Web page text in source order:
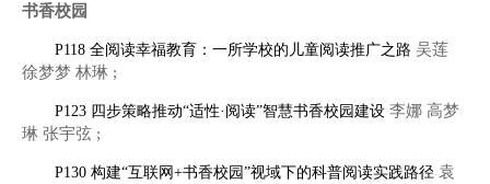
书香校园
P118 全阅读幸福教育：一所学校的儿童阅读推广之路 吴莲
徐梦梦 林琳 ;
P123 四步策略推动“适性·阅读”智慧书香校园建设 李娜 高梦
琳 张宇弦 ;
P130 构建“互联网+书香校园”视域下的科普阅读实践路径 袁